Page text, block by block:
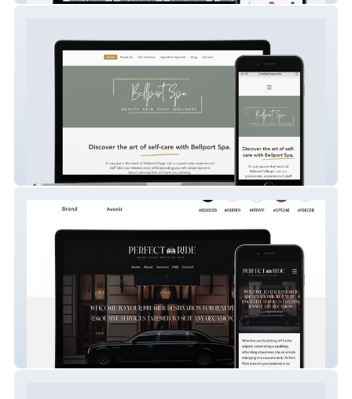
Bellport Spa
Perfect Ride LLC